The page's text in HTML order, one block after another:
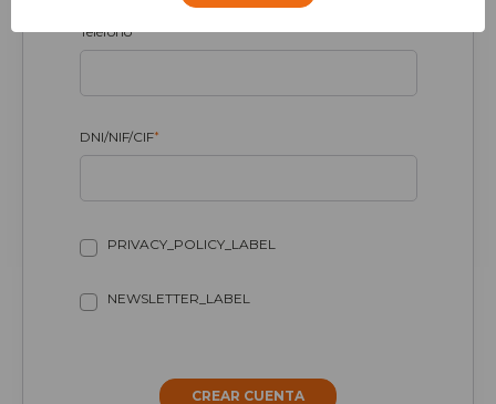
PRIVACY_POLICY_LABEL
NEWSLETTER_LABEL
Teléfono*
DNI/NIF/CIF*